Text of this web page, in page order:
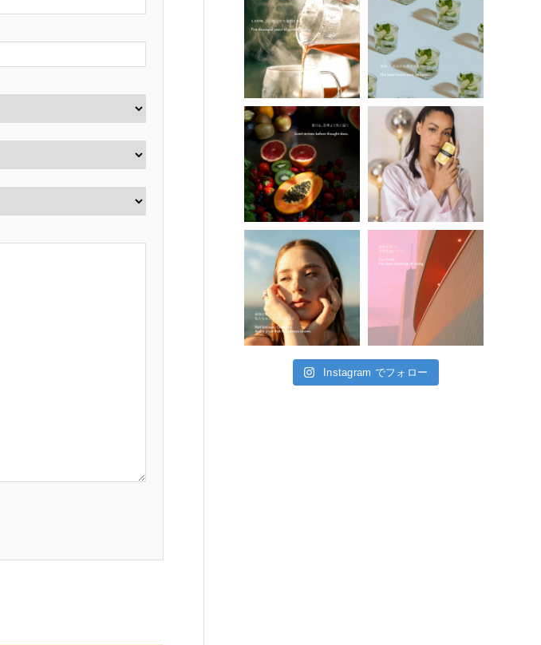
Instagram でフォロー